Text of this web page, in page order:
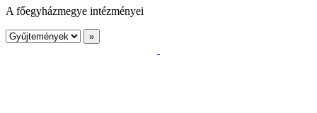
A főegyházmegye intézményei